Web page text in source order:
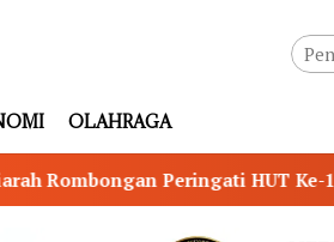
OLAHRAGA
1 Kodam XX/Tuanku Imam Bonjol